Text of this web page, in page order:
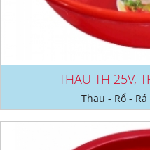
THAU TH 25V,
Thau - Rổ -